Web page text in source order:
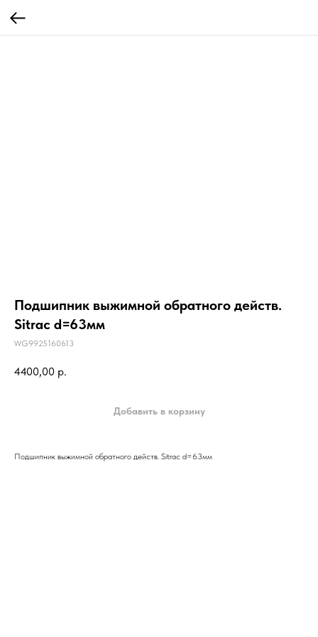
Подшипник выжимной обратного действ.
Sitrac d=63мм
WG9925160613
4400,00 р.
Добавить в корзину
Подшипник выжимной обратного действ. Sitrac d=63мм